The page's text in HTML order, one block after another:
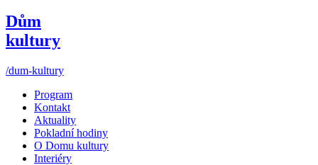
Dům
kultury
/dum-kultury
Program
Kontakt
Aktuality
Pokladní hodiny
O Domu kultury
Interiéry